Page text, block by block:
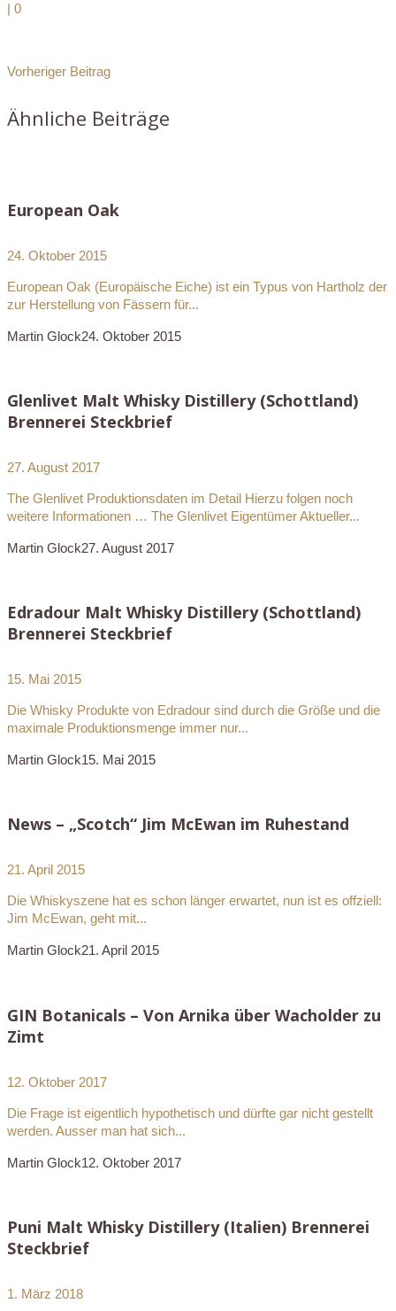
| 0
Vorheriger Beitrag
Ähnliche Beiträge
European Oak
24. Oktober 2015
European Oak (Europäische Eiche) ist ein Typus von Hartholz der
zur Herstellung von Fässern für...
Martin Glock24. Oktober 2015
Glenlivet Malt Whisky Distillery (Schottland)
Brennerei Steckbrief
27. August 2017
The Glenlivet Produktionsdaten im Detail Hierzu folgen noch
weitere Informationen … The Glenlivet Eigentümer Aktueller...
Martin Glock27. August 2017
Edradour Malt Whisky Distillery (Schottland)
Brennerei Steckbrief
15. Mai 2015
Die Whisky Produkte von Edradour sind durch die Größe und die
maximale Produktionsmenge immer nur...
Martin Glock15. Mai 2015
News – „Scotch“ Jim McEwan im Ruhestand
21. April 2015
Die Whiskyszene hat es schon länger erwartet, nun ist es offziell:
Jim McEwan, geht mit...
Martin Glock21. April 2015
GIN Botanicals – Von Arnika über Wacholder zu
Zimt
12. Oktober 2017
Die Frage ist eigentlich hypothetisch und dürfte gar nicht gestellt
werden. Ausser man hat sich...
Martin Glock12. Oktober 2017
Puni Malt Whisky Distillery (Italien) Brennerei
Steckbrief
1. März 2018